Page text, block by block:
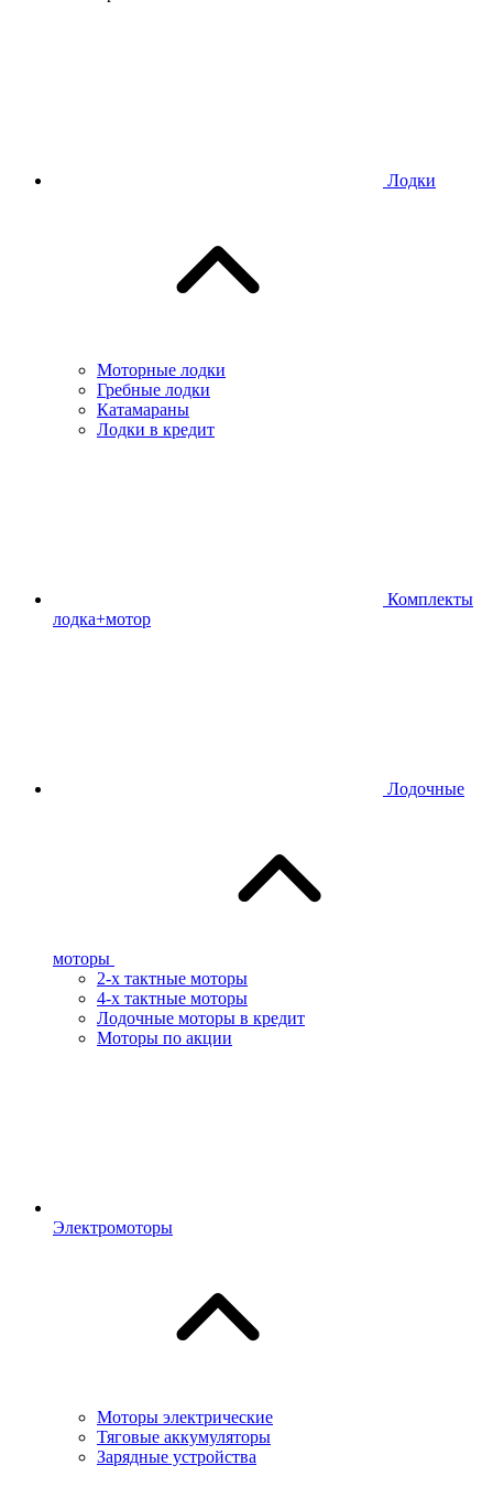
Лодки
Моторные лодки
Гребные лодки
Катамараны
Лодки в кредит
Комплекты
лодка+мотор
Лодочные
моторы
2-х тактные моторы
4-х тактные моторы
Лодочные моторы в кредит
Моторы по акции
Электромоторы
Моторы электрические
Тяговые аккумуляторы
Зарядные устройства